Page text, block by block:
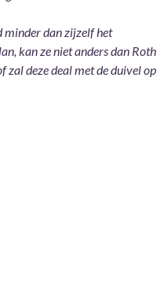
minder dan zijzelf het
kan ze niet anders dan Roth
zal deze deal met de duivel op